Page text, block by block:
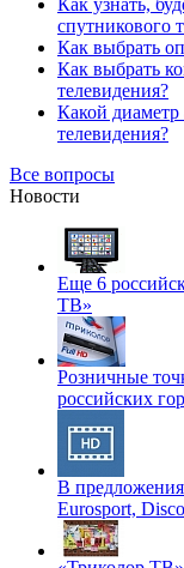
Как узнать,
спутникового
Как выбрать
Как выбрать
телевидения?
Какой диаметр
телевидения?
Все вопросы
Новости
Еще 6
ТВ»
Розничные
российских
В
Eurosport,